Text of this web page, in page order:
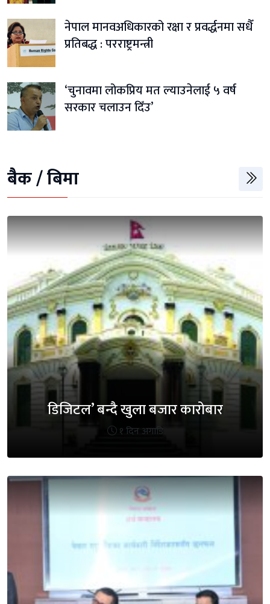
नेपाल मानवअधिकारको रक्षा र प्रवर्द्धनमा सधैँ
प्रतिबद्ध : परराष्ट्रमन्त्री
‘चुनावमा लोकप्रिय मत ल्याउनेलाई ५ वर्ष
सरकार चलाउन दिँउ’
बैैक / बिमा
डिजिटल’ बन्दै खुला बजार कारोबार
१ दिन अगाडि